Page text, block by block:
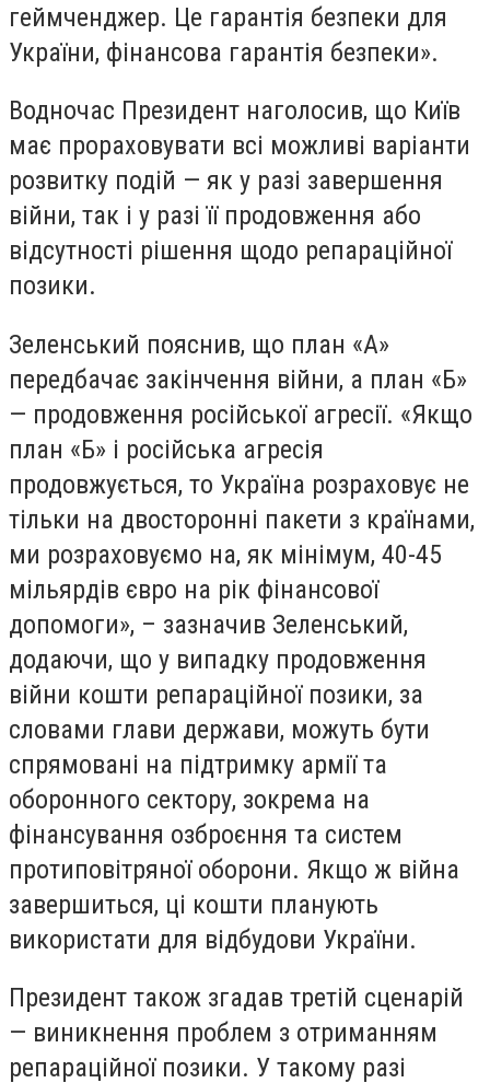
геймченджер. Це гарантія безпеки для
України, фінансова гарантія безпеки».
Водночас Президент наголосив, що Київ
має прораховувати всі можливі варіанти
розвитку подій — як у разі завершення
війни, так і у разі її продовження або
відсутності рішення щодо репараційної
позики.
Зеленський пояснив, що план «А»
передбачає закінчення війни, а план «Б»
— продовження російської агресії. «Якщо
план «Б» і російська агресія
продовжується, то Україна розраховує не
тільки на двосторонні пакети з країнами,
ми розраховуємо на, як мінімум, 40-45
мільярдів євро на рік фінансової
допомоги», – зазначив Зеленський,
додаючи, що у випадку продовження
війни кошти репараційної позики, за
словами глави держави, можуть бути
спрямовані на підтримку армії та
оборонного сектору, зокрема на
фінансування озброєння та систем
протиповітряної оборони. Якщо ж війна
завершиться, ці кошти планують
використати для відбудови України.
Президент також згадав третій сценарій
— виникнення проблем з отриманням
репараційної позики. У такому разі